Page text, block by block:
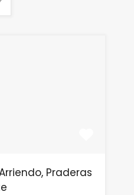
Praderas